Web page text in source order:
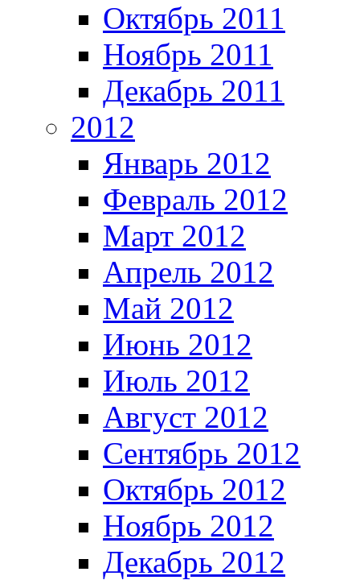
Октябрь 2011
Ноябрь 2011
Декабрь 2011
2012
Январь 2012
Февраль 2012
Март 2012
Апрель 2012
Май 2012
Июнь 2012
Июль 2012
Август 2012
Сентябрь 2012
Октябрь 2012
Ноябрь 2012
Декабрь 2012